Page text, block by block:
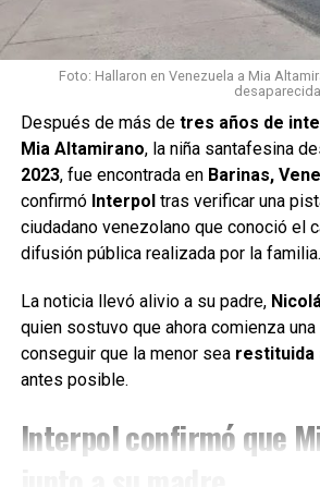
— 101tv.es Sevilla (@101TVSevilla)
Las sanciones fueron aplicadas por:
Conducción negligente.
Circular sin utilizar el
Destacan la colaboración
gracias a la colaboración de un
situación y la puso en conocimiento de
Además, remarcaron que este tipo de
vehículo y para el resto de los usuarios
afectan la capacidad de conducción y
Foto: Hallaron en Venezuela a Mia
Después de más de tres años de
Mia Altamirano, la niña santafesina
2023, fue encontrada en Barinas,
confirmó Interpol tras verificar una
ciudadano venezolano que conoció el
difusión pública realizada por la familia.
La noticia llevó alivio a su padre,
quien sostuvo que ahora comienza
conseguir que la menor sea restituida
antes posible.
Interpol confirmó que